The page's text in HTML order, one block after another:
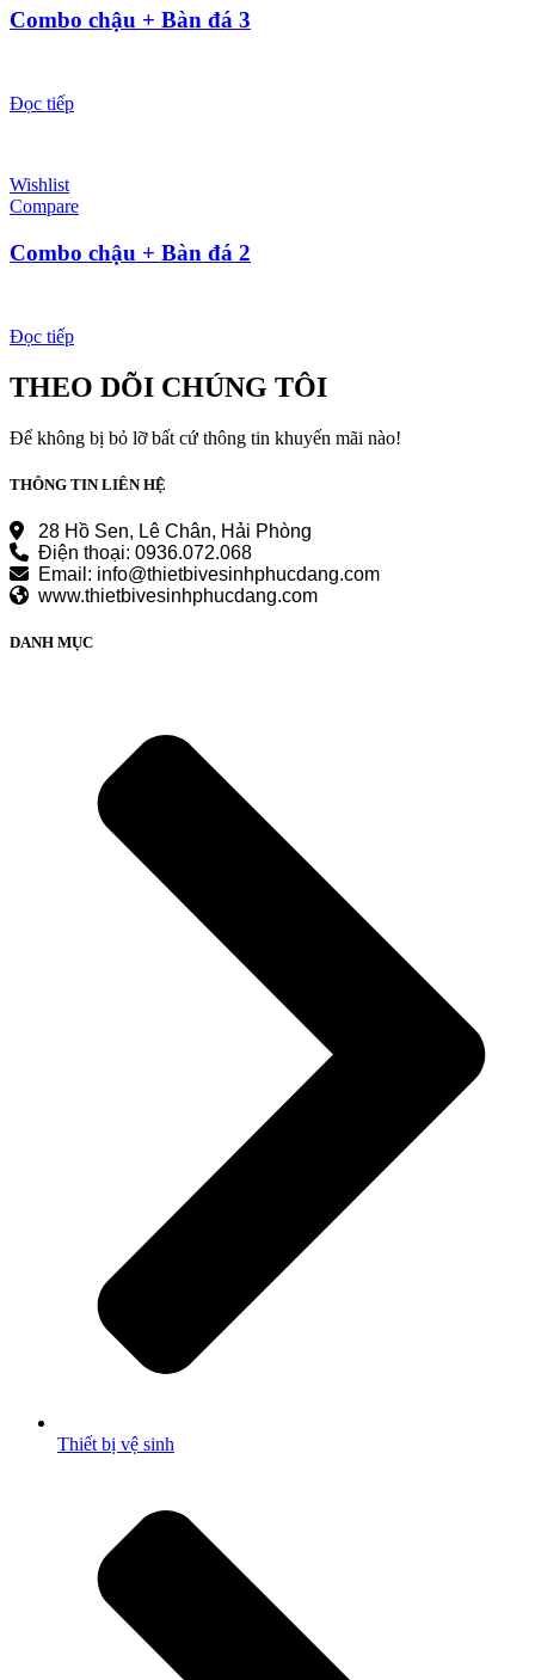
Combo chậu + Bàn đá 3
Đọc tiếp
Wishlist
Compare
Combo chậu + Bàn đá 2
Đọc tiếp
THEO DÕI CHÚNG TÔI
Để không bị bỏ lỡ bất cứ thông tin khuyến mãi nào!
THÔNG TIN LIÊN HỆ
28 Hồ Sen, Lê Chân, Hải Phòng
Điện thoại: 0936.072.068
Email: info@thietbivesinhphucdang.com
www.thietbivesinhphucdang.com
DANH MỤC
Thiết bị vệ sinh